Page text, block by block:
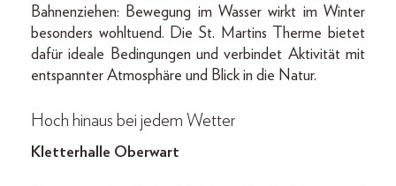
Bahnenziehen: Bewegung im Wasser wirkt im Winter
besonders wohltuend. Die St. Martins Therme bietet
dafür ideale Bedingungen und verbindet Aktivität mit
entspannter Atmosphäre und Blick in die Natur.
Hoch hinaus bei jedem Wetter
Kletterhalle Oberwart